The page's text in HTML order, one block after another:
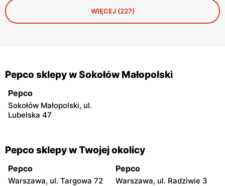
co szkoda przejść obojętnie. Z aplikacją Pepco można
dodatkowo odbić 10% u kasy.WIĘCEJ (227)
Pepco sklepy w Sokołów Małopolski
Pepco
Sokołów Małopolski, ul.
Lubelska 47
Pepco sklepy w Twojej okolicy
Pepco
Warszawa, ul. Targowa 72
Pepco
Warszawa, ul. Radziwie 3